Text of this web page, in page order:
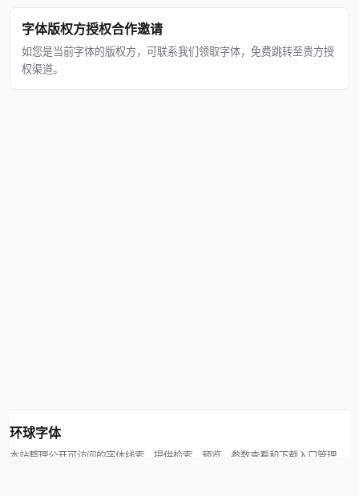
字体版权方授权合作邀请
如您是当前字体的版权方，可联系我们领取字体，免费跳转至贵方授
权渠道。
环球字体
本站整理公开可访问的字体线索，提供检索、预览、参数查看和下载入口管理。